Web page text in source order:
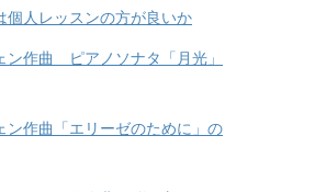
個人レッスンの方が良いか
ン作曲 ピアノソナタ「月光」
ン作曲「エリーゼのために」の